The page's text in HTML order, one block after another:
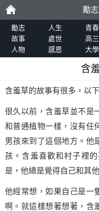
勵
志
勵
勵志 人生 青春
故事
處世 高三
人物
感恩 大學
含
含羞草的故事有很多，以
很久以前，含羞草並不是
和普通植物一樣，沒有任
男孩來到了這個地方。他
孩。含羞喜歡和村子裡
是，他總是覺得自己和其
他經常想，如果自己是一
啊。就這樣想著想著，含